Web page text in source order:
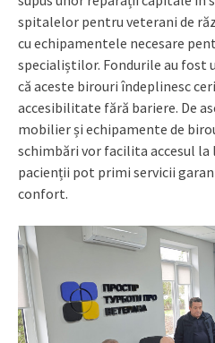
spitalelor pentru veterani de
cu echipamentele necesare
specialiștilor. Fondurile au fost
că aceste birouri îndeplinesc
accesibilitate fără bariere. De
mobilier și echipamente de
schimbări vor facilita accesul la
pacienții pot primi servicii
confort.